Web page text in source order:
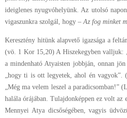
ideiglenes nyugvóhelyünk. Az utolsó
vigaszunkra szolgál, hogy –Az fog minket
Keresztény hitünk alapvető igazsága a
(vö. 1 Kor 15,20) A Hiszekegyben valljuk:
a mindenható Atyaisten jobbján, onnan
„hogy ti is ott legyetek, ahol én vagyok”.
„Még ma velem leszel a paradicsomban!”
halála órájában. Tulajdonképpen ez volt
Mennyei Atya dicsőségében, vagyis